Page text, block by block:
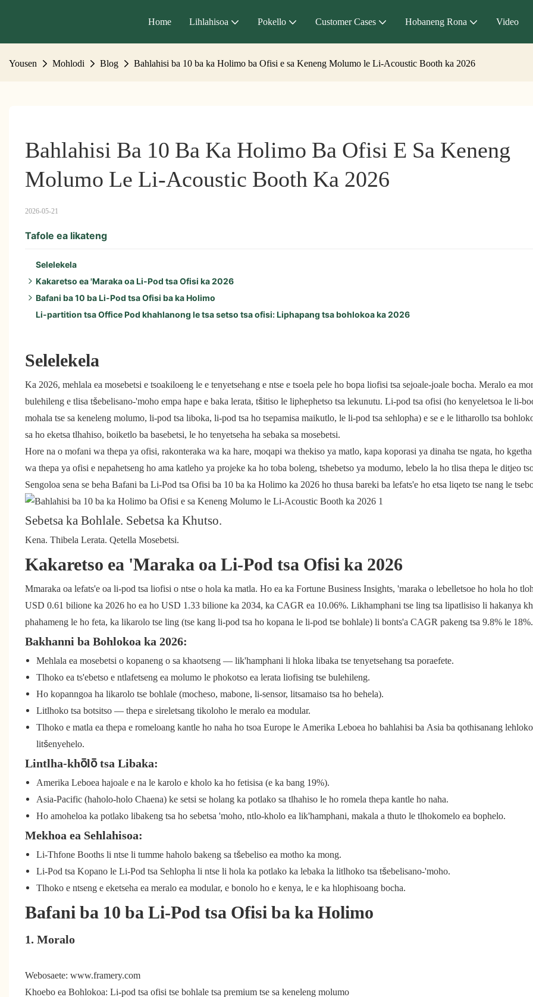
Home Lihlahisoa Pokello Customer Cases Hobaneng Rona Video
Yousen Mohlodi Blog Bahlahisi ba 10 ba ka Holimo ba Ofisi e sa Keneng Molumo le Li-Acoustic Booth ka 2026
Bahlahisi Ba 10 Ba Ka Holimo Ba Ofisi E Sa Keneng
Molumo Le Li-Acoustic Booth Ka 2026
2026-05-21
Tafole ea likateng
Selelekela
Kakaretso ea 'Maraka oa Li-Pod tsa Ofisi ka 2026
Bakhanni ba Bohlokoa ka 2026:
Lintlha-khōlō tsa Libaka:
Bafani ba 10 ba Li-Pod tsa Ofisi ba ka Holimo
1. Moralo
4. ROOM
5. SnapCab
6. Khutso
7. Ofisi e Bohlale ea Mikomax
8. Li-Booth tsa Persy
9.BUSYPOD
10. YOUSEN
Li-partition tsa Office Pod khahlanong le tsa setso tsa ofisi: Liphapang tsa bohlokoa ka 2026
Selelekela
Ka 2026, mehlala ea mosebetsi e tsoakiloeng le e tenyetsehang e ntse e tsoela pele ho bopa liofisi tsa sejoale-joale bocha. Meralo ea
bulehileng e tlisa tšebelisano-'moho empa hape e baka lerata, tšitiso le liphephetso tsa lekunutu. Li-pod tsa ofisi (ho kenyeletsoa le li-
mohala tse sa keneleng molumo, li-pod tsa liboka, li-pod tsa ho tsepamisa maikutlo, le li-pod tsa sehlopha) e se e le litharollo tsa
sa ho eketsa tlhahiso, boiketlo ba basebetsi, le ho tenyetseha ha sebaka sa mosebetsi.
Hore na o mofani wa thepa ya ofisi, rakonteraka wa ka hare, moqapi wa thekiso ya matlo, kapa koporasi ya dinaha tse ngata, ho
wa thepa ya ofisi e nepahetseng ho ama katleho ya projeke ka ho toba boleng, tshebetso ya modumo, lebelo la ho tlisa thepa le ditjeo
Sengoloa sena se beha Bafani ba Li-Pod tsa Ofisi ba 10 ba ka Holimo ka 2026 ho thusa bareki ba lefats'e ho etsa liqeto tse nang le
Sebetsa ka Bohlale. Sebetsa ka Khutso.
Kena. Thibela Lerata. Qetella Mosebetsi.
Kakaretso ea 'Maraka oa Li-Pod tsa Ofisi ka 2026
Mmaraka oa lefats'e oa li-pod tsa liofisi o ntse o hola ka matla. Ho ea ka Fortune Business Insights, 'maraka o lebelletsoe ho hola ho
USD 0.61 bilione ka 2026 ho ea ho USD 1.33 bilione ka 2034, ka CAGR ea 10.06%. Likhamphani tse ling tsa lipatlisiso li hakanya
phahameng le ho feta, ka likarolo tse ling (tse kang li-pod tsa ho kopana le li-pod tse bohlale) li bonts'a CAGR pakeng tsa 9.8% le 18%.
Bakhanni ba Bohlokoa ka 2026:
Mehlala ea mosebetsi o kopaneng o sa khaotseng — lik'hamphani li hloka libaka tse tenyetsehang tsa poraefete.
Tlhoko ea ts'ebetso e ntlafetseng ea molumo le phokotso ea lerata liofising tse bulehileng.
Ho kopanngoa ha likarolo tse bohlale (mocheso, mabone, li-sensor, litsamaiso tsa ho behela).
Litlhoko tsa botsitso — thepa e sireletsang tikoloho le meralo ea modular.
Tlhoko e matla ea thepa e romeloang kantle ho naha ho tsoa Europe le Amerika Leboea ho bahlahisi ba Asia ba qothisanang
litšenyehelo.
Lintlha-khōlō tsa Libaka:
Amerika Leboea hajoale e na le karolo e kholo ka ho fetisisa (e ka bang 19%).
Asia-Pacific (haholo-holo Chaena) ke setsi se holang ka potlako sa tlhahiso le ho romela thepa kantle ho naha.
Ho amoheloa ka potlako libakeng tsa ho sebetsa 'moho, ntlo-kholo ea lik'hamphani, makala a thuto le tlhokomelo ea bophelo.
Mekhoa ea Sehlahisoa:
Li-Thfone Booths li ntse li tumme haholo bakeng sa tšebeliso ea motho ka mong.
Li-Pod tsa Kopano le Li-Pod tsa Sehlopha li ntse li hola ka potlako ka lebaka la litlhoko tsa tšebelisano-'moho.
Tlhoko e ntseng e eketseha ea meralo ea modular, e bonolo ho e kenya, le e ka hlophisoang bocha.
Bafani ba 10 ba Li-Pod tsa Ofisi ba ka Holimo
1. Moralo
Webosaete: www.framery.com
Khoebo ea Bohlokoa: Li-pod tsa ofisi tse bohlale tsa premium tse sa keneleng molumo